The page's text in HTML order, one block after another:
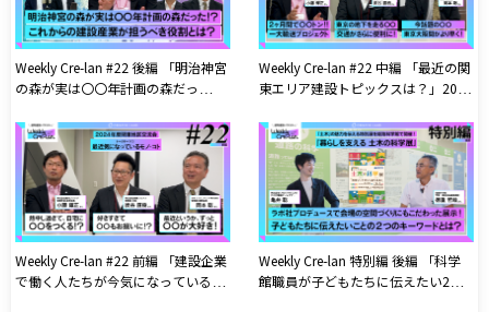
Weekly Cre-lan #22 後編 「明治神宮
の森が実は〇〇年計画の森だっ
企業関東地区交流会公開収録
Weekly Cre-lan #22 中編 「最近の関
東エリア建設トピックスは？」2024
区交流会公開収録
Weekly Cre-lan #22 前編 「建設企業
で働く人たちが今気になっているこ
Weekly Cre-lan 特別編 後編 「科学
館職員が子どもたちに伝えたい2つ